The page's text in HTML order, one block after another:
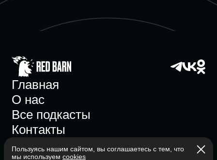
Главная
О нас
Все подкасты
Контакты
Пользуясь нашим сайтом, вы соглашаетесь с тем, что
мы используем cookies